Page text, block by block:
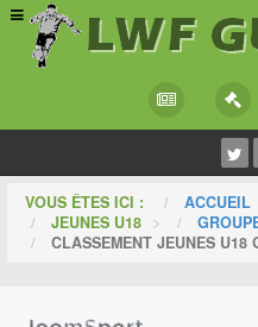
VOUS ÊTES ICI : ACCUEIL
JEUNES U18 >
CLASSEMENT JEUNES U18